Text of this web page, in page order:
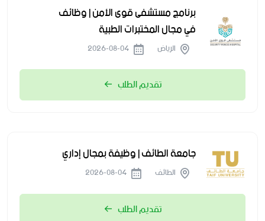
برنامج مستشفى قوى الأمن | وظائف
في مجال المختبرات الطبية
الرياض
تقديم الطلب
جامعة الطائف | وظيفة بمجال إداري
الطائف
تقديم الطلب